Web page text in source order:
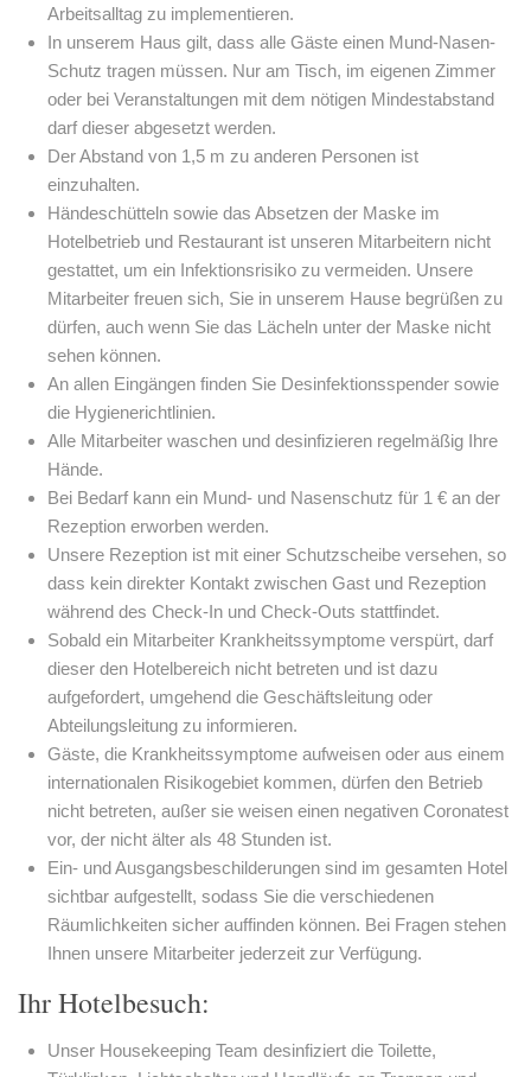
Arbeitsalltag zu implementieren.
In unserem Haus gilt, dass alle Gäste einen Mund-Nasen-
Schutz tragen müssen. Nur am Tisch, im eigenen Zimmer
oder bei Veranstaltungen mit dem nötigen Mindestabstand
darf dieser abgesetzt werden.
Der Abstand von 1,5 m zu anderen Personen ist
einzuhalten.
Händeschütteln sowie das Absetzen der Maske im
Hotelbetrieb und Restaurant ist unseren Mitarbeitern nicht
gestattet, um ein Infektionsrisiko zu vermeiden. Unsere
Mitarbeiter freuen sich, Sie in unserem Hause begrüßen zu
dürfen, auch wenn Sie das Lächeln unter der Maske nicht
sehen können.
An allen Eingängen finden Sie Desinfektionsspender sowie
die Hygienerichtlinien.
Alle Mitarbeiter waschen und desinfizieren regelmäßig Ihre
Hände.
Bei Bedarf kann ein Mund- und Nasenschutz für 1 € an der
Rezeption erworben werden.
Unsere Rezeption ist mit einer Schutzscheibe versehen, so
dass kein direkter Kontakt zwischen Gast und Rezeption
während des Check-In und Check-Outs stattfindet.
Sobald ein Mitarbeiter Krankheitssymptome verspürt, darf
dieser den Hotelbereich nicht betreten und ist dazu
aufgefordert, umgehend die Geschäftsleitung oder
Abteilungsleitung zu informieren.
Gäste, die Krankheitssymptome aufweisen oder aus einem
internationalen Risikogebiet kommen, dürfen den Betrieb
nicht betreten, außer sie weisen einen negativen Coronatest
vor, der nicht älter als 48 Stunden ist.
Ein- und Ausgangsbeschilderungen sind im gesamten Hotel
sichtbar aufgestellt, sodass Sie die verschiedenen
Räumlichkeiten sicher auffinden können. Bei Fragen stehen
Ihnen unsere Mitarbeiter jederzeit zur Verfügung.
Ihr Hotelbesuch:
Unser Housekeeping Team desinfiziert die Toilette,